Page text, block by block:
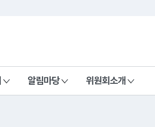
알림마당 위원회소개